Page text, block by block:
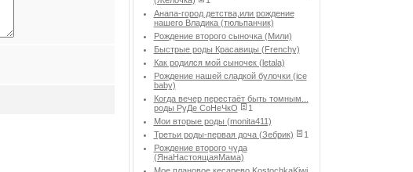
Анапа-город детства,или рождение
нашего Владика (тюльпанчик)
Рождение второго сыночка (Мили)
Быстрые роды Красавицы (Frenchy)
Как родился мой сыночек (letala)
Рождение нашей сладкой булочки (ice
baby)
Когда вечер перестаёт быть томным...
роды РуДе СоНеЧкО
1
Мои вторые роды (monita411)
Третьи роды-первая доча (Зебрик)
1
Рождение второго чуда
(ЯнаНастоящаяМама)